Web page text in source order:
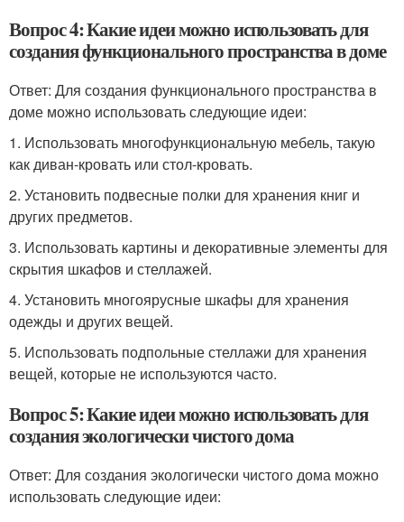
Вопрос 4: Какие идеи можно использовать для
создания функционального пространства в доме
Ответ: Для создания функционального пространства в
доме можно использовать следующие идеи:
1. Использовать многофункциональную мебель, такую
как диван-кровать или стол-кровать.
2. Установить подвесные полки для хранения книг и
других предметов.
3. Использовать картины и декоративные элементы для
скрытия шкафов и стеллажей.
4. Установить многоярусные шкафы для хранения
одежды и других вещей.
5. Использовать подпольные стеллажи для хранения
вещей, которые не используются часто.
Вопрос 5: Какие идеи можно использовать для
создания экологически чистого дома
Ответ: Для создания экологически чистого дома можно
использовать следующие идеи: